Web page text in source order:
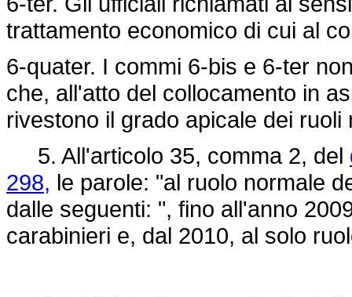
trattamento economico di cui al
6-quater. I commi 6-bis e 6-ter
che, all'atto del collocamento in
rivestono il grado apicale dei ruoli
5. All'articolo 35, comma 2, del
298, le parole: "al ruolo normale
dalle seguenti: ", fino all'anno
carabinieri e, dal 2010, al solo